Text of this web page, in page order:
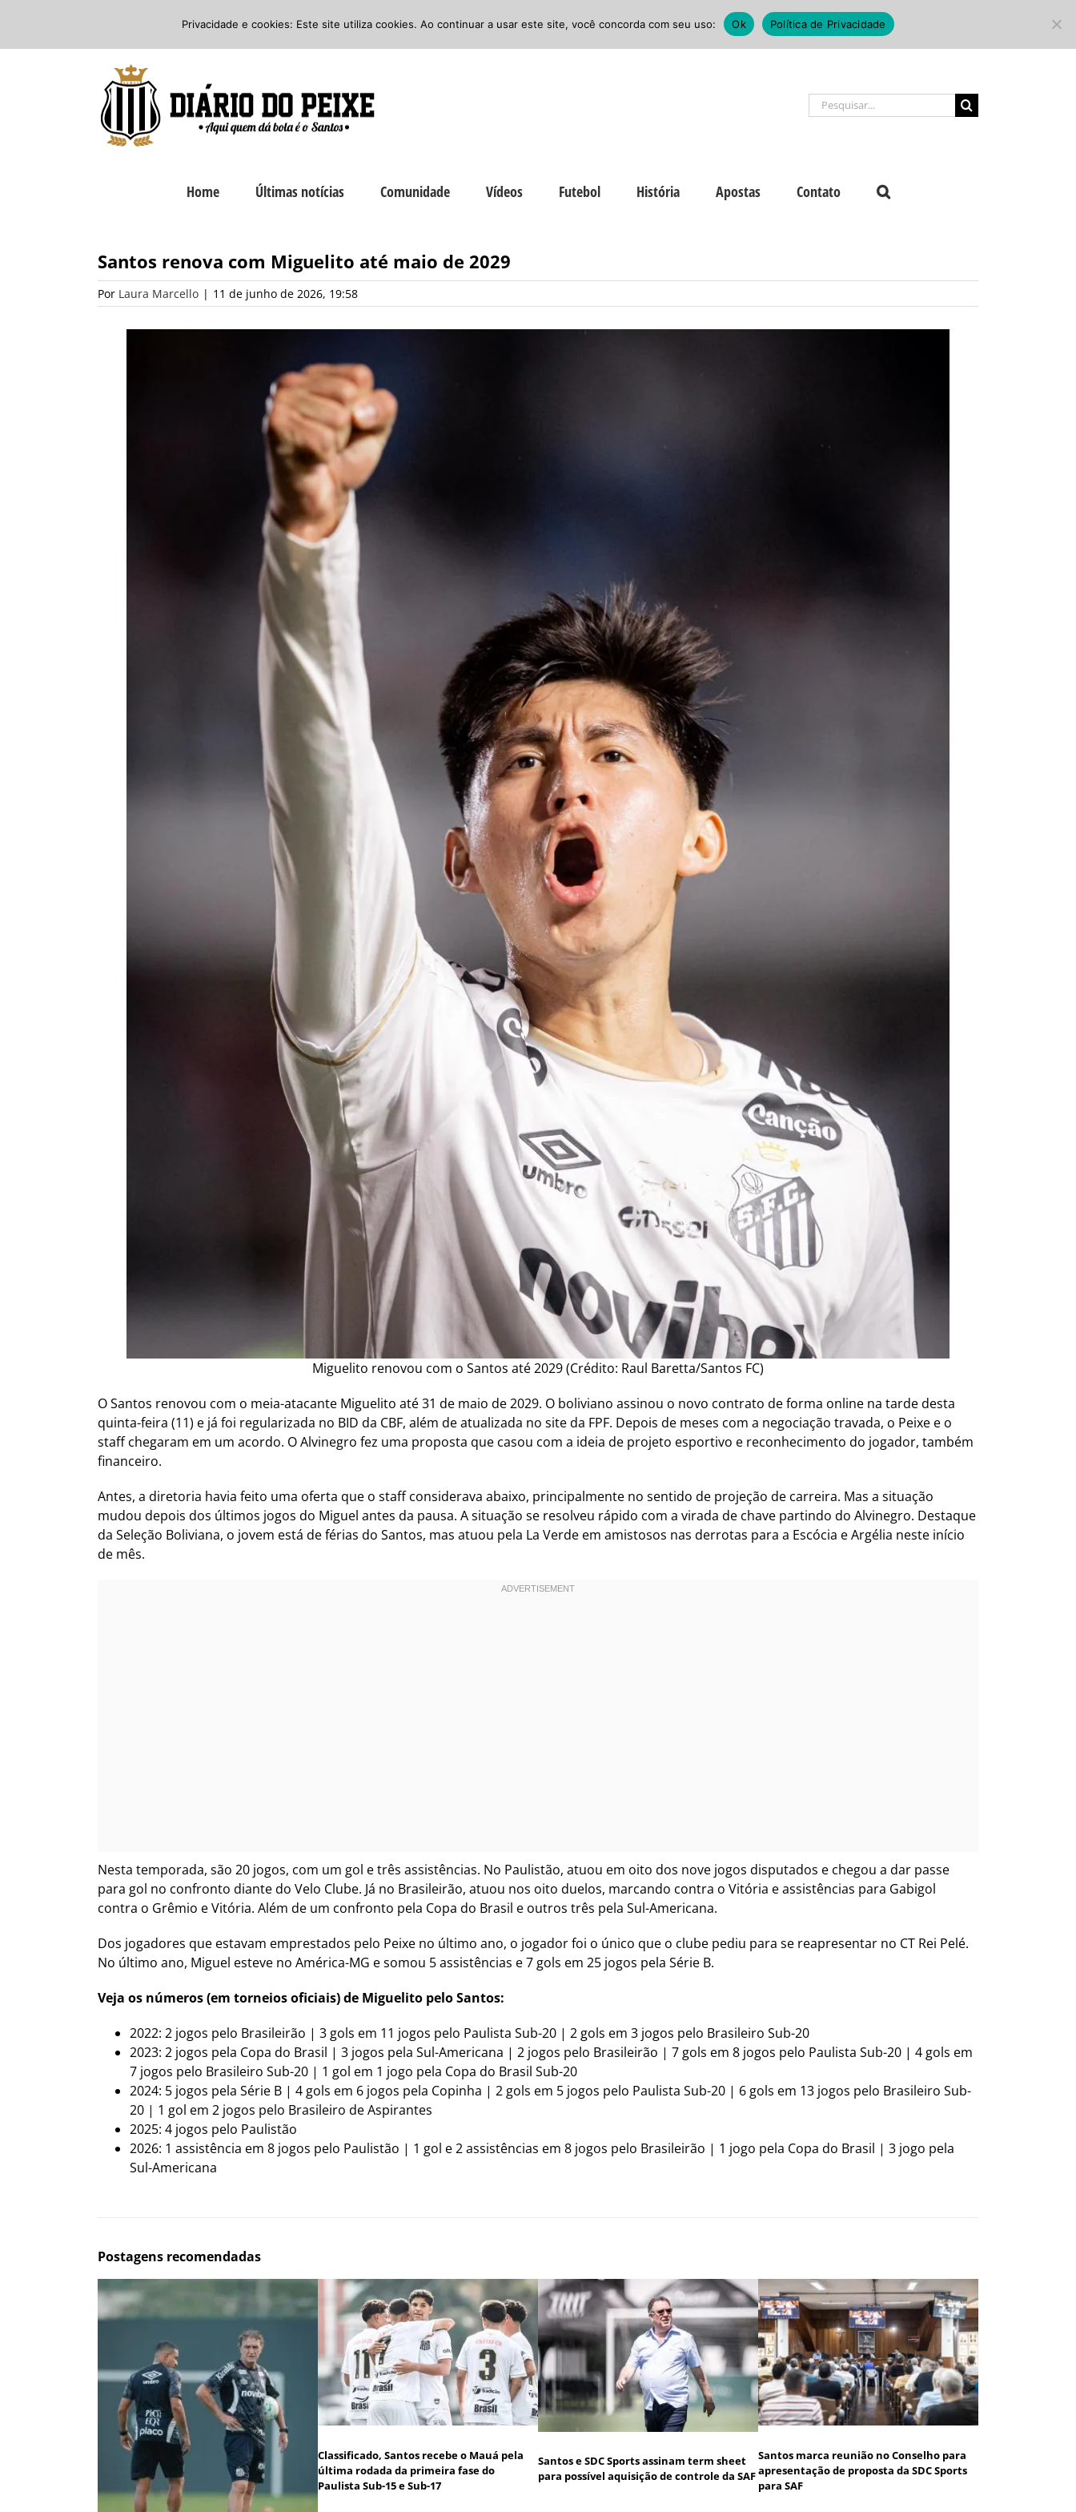
o
Facebook
Instagram
Buscar
resultados
Home Últimas notícias Comunidade Vídeos Futebol História Apostas Contato
Santos renova com Miguelito até maio de 2029
Por Laura Marcello | 11 de junho de 2026, 19:58
Miguelito renovou com o Santos até 2029 (Crédito: Raul Baretta/Santos FC)
O Santos renovou com o meia-atacante Miguelito até 31 de maio de 2029. O boliviano assinou o novo contrato de forma online na tarde desta
quinta-feira (11) e já foi regularizada no BID da CBF, além de atualizada no site da FPF. Depois de meses com a negociação travada, o Peixe e o
staff chegaram em um acordo. O Alvinegro fez uma proposta que casou com a ideia de projeto esportivo e reconhecimento do jogador, também
financeiro.
Antes, a diretoria havia feito uma oferta que o staff considerava abaixo, principalmente no sentido de projeção de carreira. Mas a situação
mudou depois dos últimos jogos do Miguel antes da pausa. A situação se resolveu rápido com a virada de chave partindo do Alvinegro. Destaque
da Seleção Boliviana, o jovem está de férias do Santos, mas atuou pela La Verde em amistosos nas derrotas para a Escócia e Argélia neste início
de mês.
Nesta temporada, são 20 jogos, com um gol e três assistências. No Paulistão, atuou em oito dos nove jogos disputados e chegou a dar passe
para gol no confronto diante do Velo Clube. Já no Brasileirão, atuou nos oito duelos, marcando contra o Vitória e assistências para Gabigol
contra o Grêmio e Vitória. Além de um confronto pela Copa do Brasil e outros três pela Sul-Americana.
Dos jogadores que estavam emprestados pelo Peixe no último ano, o jogador foi o único que o clube pediu para se reapresentar no CT Rei Pelé.
No último ano, Miguel esteve no América-MG e somou 5 assistências e 7 gols em 25 jogos pela Série B.
Veja os números (em torneios oficiais) de Miguelito pelo Santos:
2022: 2 jogos pelo Brasileirão | 3 gols em 11 jogos pelo Paulista Sub-20 | 2 gols em 3 jogos pelo Brasileiro Sub-20
2023: 2 jogos pela Copa do Brasil | 3 jogos pela Sul-Americana | 2 jogos pelo Brasileirão | 7 gols em 8 jogos pelo Paulista Sub-20 | 4 gols em
7 jogos pelo Brasileiro Sub-20 | 1 gol em 1 jogo pela Copa do Brasil Sub-20
2024: 5 jogos pela Série B | 4 gols em 6 jogos pela Copinha | 2 gols em 5 jogos pelo Paulista Sub-20 | 6 gols em 13 jogos pelo Brasileiro Sub-
20 | 1 gol em 2 jogos pelo Brasileiro de Aspirantes
2025: 4 jogos pelo Paulistão
2026: 1 assistência em 8 jogos pelo Paulistão | 1 gol e 2 assistências em 8 jogos pelo Brasileirão | 1 jogo pela Copa do Brasil | 3 jogo pela
Sul-Americana
Postagens recomendadas
Classificado, Santos recebe o Mauá pela
última rodada da primeira fase do
Paulista Sub-15 e Sub-17
Santos e SDC Sports assinam term sheet
para possível aquisição de controle da SAF
Santos marca reunião no Conselho para
apresentação de proposta da SDC Sports
para SAF
Privacidade e cookies: Este site utiliza cookies. Ao continuar a usar este site, você concorda com seu uso: Ok Política de Privacidade